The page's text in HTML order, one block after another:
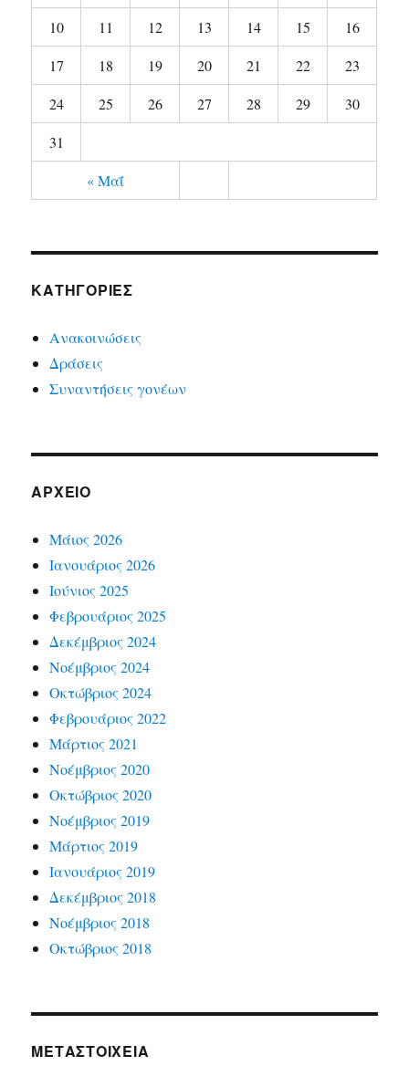
« Μαΐ
10
11 12 13 14 15
16
17
18 19 20 21 22
23
24
25 26 27 28 29
30
31
KΑΤΗΓΟΡΊΕΣ
Ανακοινώσεις
Δράσεις
Συναντήσεις γονέων
ΑΡΧΕΊΟ
Μάιος 2026
Ιανουάριος 2026
Ιούνιος 2025
Φεβρουάριος 2025
Δεκέμβριος 2024
Νοέμβριος 2024
Οκτώβριος 2024
Φεβρουάριος 2022
Μάρτιος 2021
Νοέμβριος 2020
Οκτώβριος 2020
Νοέμβριος 2019
Μάρτιος 2019
Ιανουάριος 2019
Δεκέμβριος 2018
Νοέμβριος 2018
Οκτώβριος 2018
ΜΕΤΑΣΤΟΙΧΕΊΑ